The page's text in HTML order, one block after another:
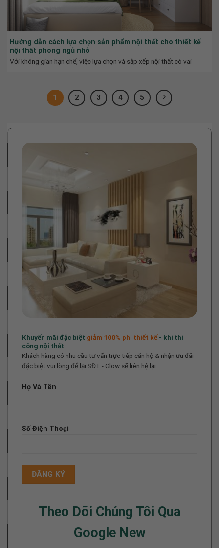
Hướng dẫn cách lựa chọn sản phẩm nội thất cho thiết kế
nội thất phòng ngủ nhỏ
Với không gian hạn chế, việc lựa chọn và sắp xếp nội thất có vai
1 2 3 4 5
Khuyến mãi đặc biệt giảm 100% phí thiết kế- khi thi
công nội thất
Khách hàng có nhu cầu tư vấn trực tiếp căn hộ & nhận ưu đãi
đặc biệt vui lòng để lại SĐT - Glow sẽ liên hệ lại
Họ Và Tên
Số Điện Thoại
Theo Dõi Chúng Tôi Qua
Google New